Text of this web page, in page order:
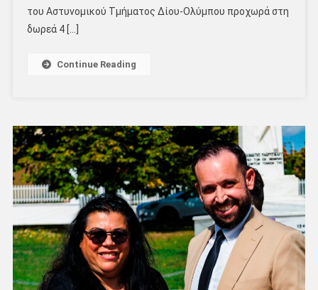
του Αστυνομικού Τμήματος Δίου-Ολύμπου προχωρά στη
δωρεά 4 […]
Continue Reading